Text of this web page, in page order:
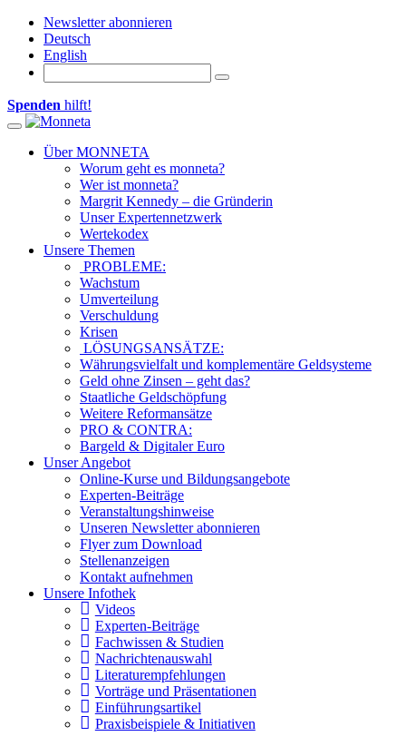
Newsletter abonnieren
Deutsch
English
Spenden hilft!
Toggle navigation
Über MONNETA
Worum geht es monneta?
Wer ist monneta?
Margrit Kennedy – die Gründerin
Unser Expertennetzwerk
Wertekodex
Unsere Themen
PROBLEME:
Wachstum
Umverteilung
Verschuldung
Krisen
LÖSUNGSANSÄTZE:
Währungsvielfalt und komplementäre Geldsysteme
Geld ohne Zinsen – geht das?
Staatliche Geldschöpfung
Weitere Reformansätze
PRO & CONTRA:
Bargeld & Digitaler Euro
Unser Angebot
Online-Kurse und Bildungsangebote
Experten-Beiträge
Veranstaltungshinweise
Unseren Newsletter abonnieren
Flyer zum Download
Stellenanzeigen
Kontakt aufnehmen
Unsere Infothek
Videos
Experten-Beiträge
Fachwissen & Studien
Nachrichtenauswahl
Literaturempfehlungen
Vorträge und Präsentationen
Einführungsartikel
Praxisbeispiele & Initiativen